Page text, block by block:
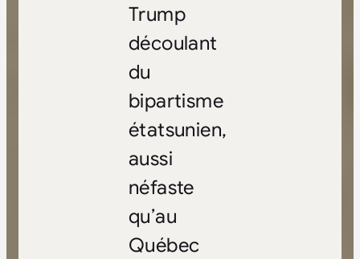
Trump
découlant
du
bipartisme
étatsunien,
aussi
néfaste
qu’au
Québec